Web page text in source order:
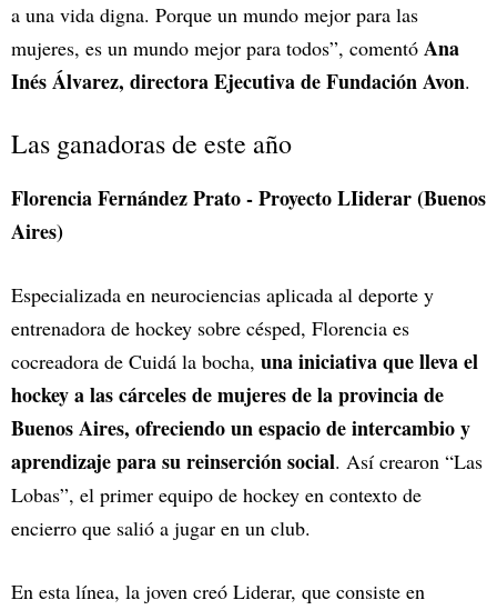
a una vida digna. Porque un mundo mejor para las
mujeres, es un mundo mejor para todos”, comentó Ana
Inés Álvarez, directora Ejecutiva de Fundación Avon.
Las ganadoras de este año
Florencia Fernández Prato - Proyecto LIiderar (Buenos
Aires)
Especializada en neurociencias aplicada al deporte y
entrenadora de hockey sobre césped, Florencia es
cocreadora de Cuidá la bocha, una iniciativa que lleva el
hockey a las cárceles de mujeres de la provincia de
Buenos Aires, ofreciendo un espacio de intercambio y
aprendizaje para su reinserción social. Así crearon “Las
Lobas”, el primer equipo de hockey en contexto de
encierro que salió a jugar en un club.
En esta línea, la joven creó Liderar, que consiste en